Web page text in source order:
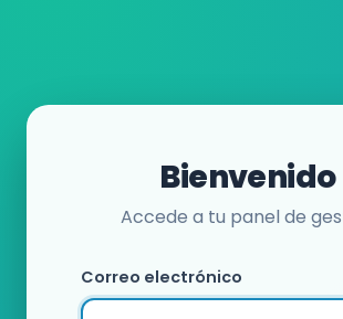
Bienvenido
Accede a tu panel de
Correo electrónico